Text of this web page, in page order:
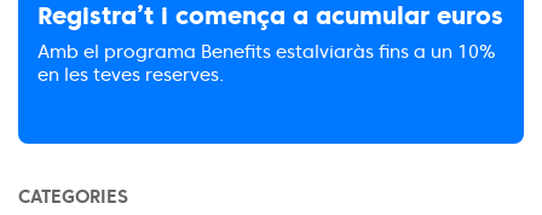
Registra’t i comença a acumular euros
Amb el programa Benefits estalviaràs fins a un 10%
en les teves reserves.
CATEGORIES